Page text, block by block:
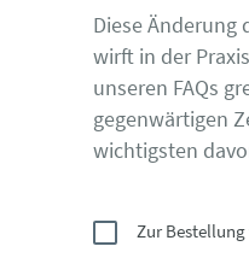
Diese Änderung
wirft in der
unseren FAQs
gegenwärtigen
wichtigsten
Zur